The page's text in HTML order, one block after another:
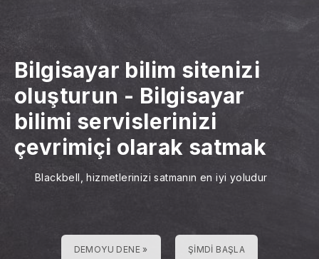
Bilgisayar bilim sitenizi
oluşturun - Bilgisayar
bilimi servislerinizi
çevrimiçi olarak satmak
Blackbell, hizmetlerinizi satmanın en iyi yoludur
DEMOYU DENE » ŞIMDI BAŞLA